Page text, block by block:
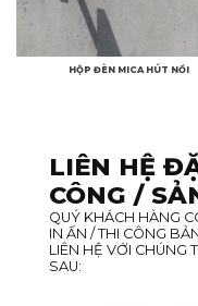
HỘP ĐÈN MICA HÚT NỔI
LIÊN HỆ
CÔNG /
QUÝ KHÁCH HÀNG
IN ẤN / THI CÔNG
LIÊN HỆ VỚI CHÚNG
SAU: